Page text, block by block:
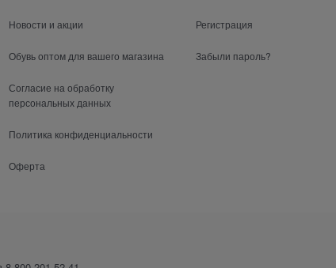
Новости и акции
Обувь оптом для вашего магазина
Согласие на обработку
персональных данных
Политика конфиденциальности
Оферта
Регистрация
Забыли пароль?